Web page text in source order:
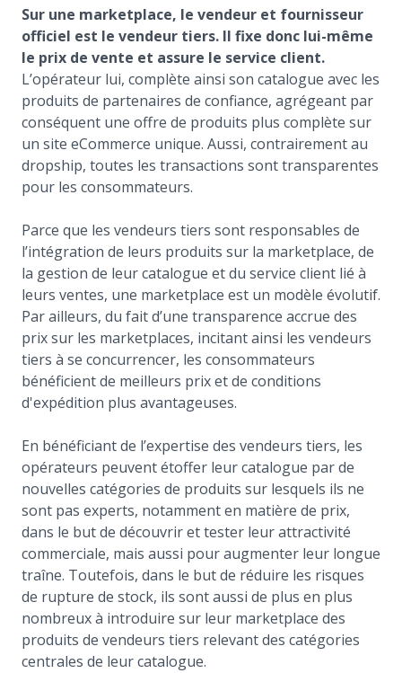
Sur une marketplace, le vendeur et fournisseur
officiel est le vendeur tiers. Il fixe donc lui-même
le prix de vente et assure le service client.
L’opérateur lui, complète ainsi son catalogue avec les
produits de partenaires de confiance, agrégeant par
conséquent une offre de produits plus complète sur
un site eCommerce unique. Aussi, contrairement au
dropship, toutes les transactions sont transparentes
pour les consommateurs.
Parce que les vendeurs tiers sont responsables de
l’intégration de leurs produits sur la marketplace, de
la gestion de leur catalogue et du service client lié à
leurs ventes, une marketplace est un modèle évolutif.
Par ailleurs, du fait d’une transparence accrue des
prix sur les marketplaces, incitant ainsi les vendeurs
tiers à se concurrencer, les consommateurs
bénéficient de meilleurs prix et de conditions
d'expédition plus avantageuses.
En bénéficiant de l’expertise des vendeurs tiers, les
opérateurs peuvent étoffer leur catalogue par de
nouvelles catégories de produits sur lesquels ils ne
sont pas experts, notamment en matière de prix,
dans le but de découvrir et tester leur attractivité
commerciale, mais aussi pour augmenter leur longue
traîne. Toutefois, dans le but de réduire les risques
de rupture de stock, ils sont aussi de plus en plus
nombreux à introduire sur leur marketplace des
produits de vendeurs tiers relevant des catégories
centrales de leur catalogue.